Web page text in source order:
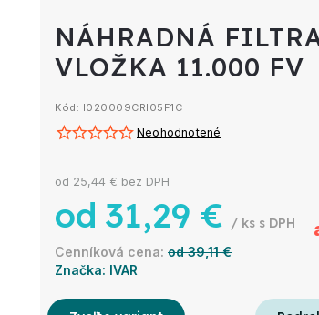
NÁHRADNÁ
VLOŽKA 11.000 FV
Kód: I020009CRI05F1C
Neohodnotené
Značka: IVAR
od 39,11 €
od 31,29 € / ks
od 25,44 € bez DPH